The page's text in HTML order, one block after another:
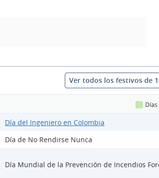
Ver todos los festivos de
Días
Día del Ingeniero en Colombia
Día de No Rendirse Nunca
Día Mundial de la Prevención de Incendios